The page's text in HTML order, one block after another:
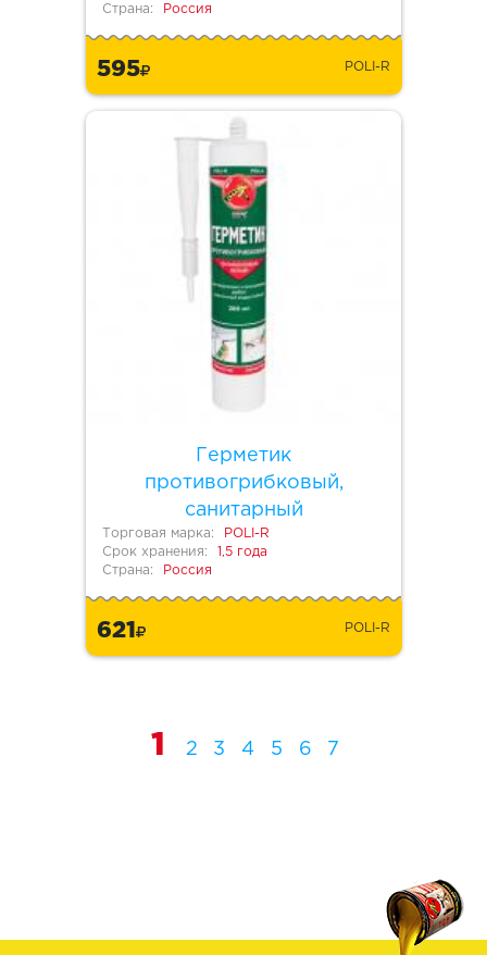
Страна:
Россия
595 POLI-R
Герметик
противогрибковый,
санитарный
Торговая марка:
POLI-R
Срок хранения:
1,5 года
Страна:
Россия
621 POLI-R
1 2 3 4 5 6 7